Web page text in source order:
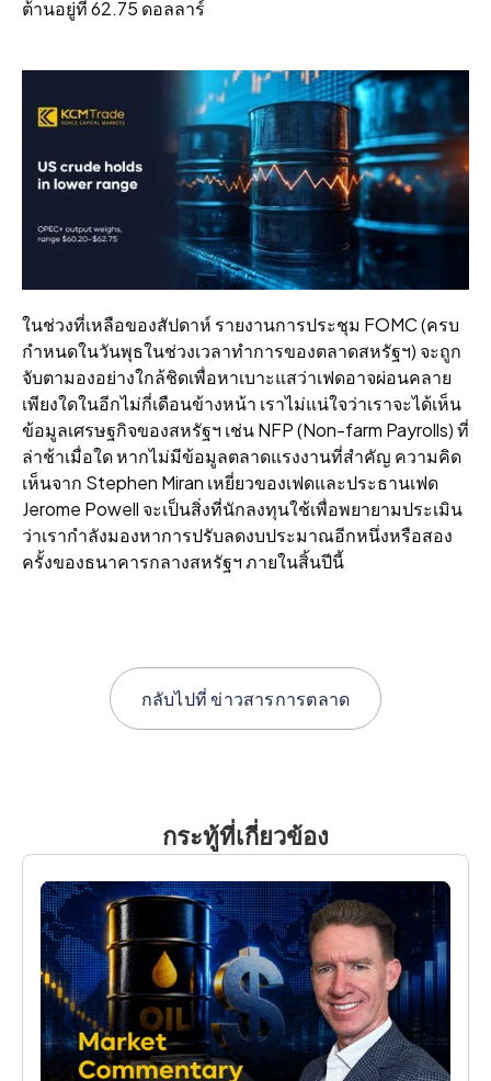
ต้านอยู่ที่ 62.75 ดอลลาร์
ในช่วงที่เหลือของสัปดาห์ รายงานการประชุม FOMC (ครบ
กําหนดในวันพุธในช่วงเวลาทําการของตลาดสหรัฐฯ) จะถูก
จับตามองอย่างใกล้ชิดเพื่อหาเบาะแสว่าเฟดอาจผ่อนคลาย
เพียงใดในอีกไม่กี่เดือนข้างหน้า เราไม่แน่ใจว่าเราจะได้เห็น
ข้อมูลเศรษฐกิจของสหรัฐฯ เช่น NFP (Non-farm Payrolls) ที่
ล่าช้าเมื่อใด หากไม่มีข้อมูลตลาดแรงงานที่สําคัญ ความคิด
เห็นจาก Stephen Miran เหยี่ยวของเฟดและประธานเฟด
Jerome Powell จะเป็นสิ่งที่นักลงทุนใช้เพื่อพยายามประเมิน
ว่าเรากําลังมองหาการปรับลดงบประมาณอีกหนึ่งหรือสอง
ครั้งของธนาคารกลางสหรัฐฯ ภายในสิ้นปีนี้
กลับไปที่ข่าวสารการตลาด
กระทู้ที่เกี่ยวข้อง